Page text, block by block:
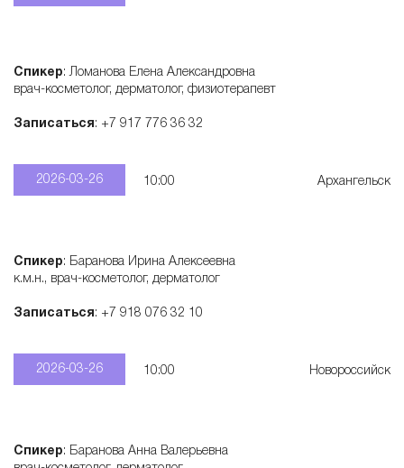
Спикер: Ломанова Елена Александровна
врач-косметолог, дерматолог, физиотерапевт
Записаться: +7 917 776 36 32
2026-03-26 10:00 Архангельск
Спикер: Баранова Ирина Алексеевна
к.м.н., врач-косметолог, дерматолог
Записаться: +7 918 076 32 10
2026-03-26 10:00 Новороссийск
Спикер: Баранова Анна Валерьевна